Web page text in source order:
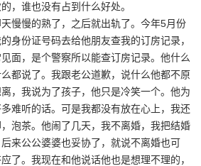
，谁也没有占到什么好处。
慢慢的熟了，之后就出轨了。今年5月份
身份证号码去给他朋友查我的订房记录，
面，是个警察所以能查订房记录。他什么
都说了。我跟老公道歉，说什么他都不原
，我说为了孩子，他只是冷笑一个。他为
难听的话。可是我都没有放在心上，我还
泡茶。他闹了几天，我不离婚，我把结婚
来公公婆婆也妥协了，就说不离婚也可
了。我现在和他说话他也是想理不理的，